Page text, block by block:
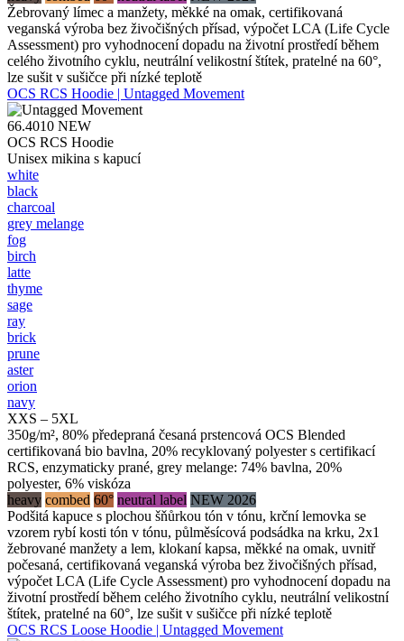
Žebrovaný límec a manžety, měkké na omak, certifikovaná
veganská výroba bez živočišných přísad, výpočet LCA (Life Cycle
Assessment) pro vyhodnocení dopadu na životní prostředí během
celého životního cyklu, neutrální velikostní štítek, pratelné na 60°,
lze sušit v sušičce při nízké teplotě
OCS RCS Hoodie | Untagged Movement
66.4010 NEW
OCS RCS Hoodie
Unisex mikina s kapucí
white
black
charcoal
grey melange
fog
birch
latte
thyme
sage
ray
brick
prune
aster
orion
navy
XXS – 5XL
350g/m², 80% předepraná česaná prstencová OCS Blended
certifikovaná bio bavlna, 20% recyklovaný polyester s certifikací
RCS, enzymaticky prané, grey melange: 74% bavlna, 20%
polyester, 6% viskóza
heavy combed 60° neutral label NEW 2026
Podšitá kapuce s plochou šňůrkou tón v tónu, krční lemovka se
vzorem rybí kosti tón v tónu, půlměsícová podsádka na krku, 2x1
žebrované manžety a lem, klokaní kapsa, měkké na omak, uvnitř
počesaná, certifikovaná veganská výroba bez živočišných přísad,
výpočet LCA (Life Cycle Assessment) pro vyhodnocení dopadu na
životní prostředí během celého životního cyklu, neutrální velikostní
štítek, pratelné na 60°, lze sušit v sušičce při nízké teplotě
OCS RCS Loose Hoodie | Untagged Movement